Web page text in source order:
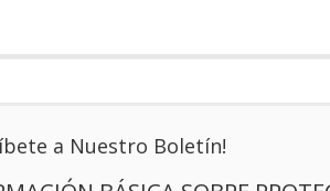
a Nuestro Boletín!